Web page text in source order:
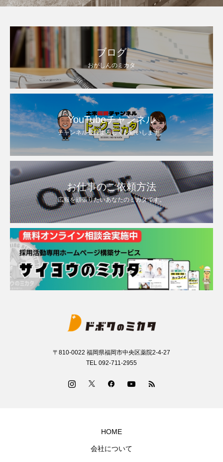
ブログ
おがしんのミカタ
YouTubeチャンネル
チャンネル登録よろしくお願いします。
お仕事のご依頼方法
広報を頑張りたいあなたのミカタです。
〒810-0022 福岡県福岡市中央区薬院2-4-27
TEL 092-711-2955
HOME
会社について